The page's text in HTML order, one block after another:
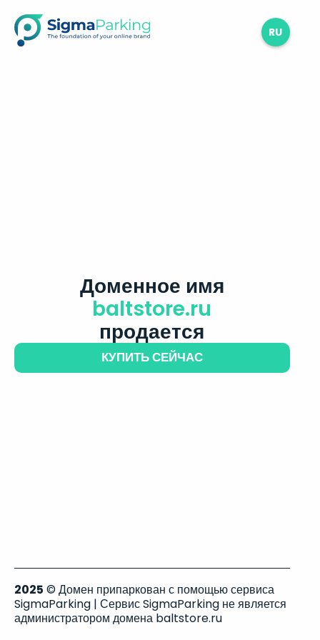
RU
Доменное имя
baltstore.ru
продается
КУПИТЬ СЕЙЧАС
2025 © Домен припаркован с помощью сервиса
SigmaParking | Сервис SigmaParking не является
администратором домена baltstore.ru